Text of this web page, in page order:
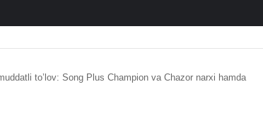
to’lov: Song Plus Champion va Chazor narxi hamda